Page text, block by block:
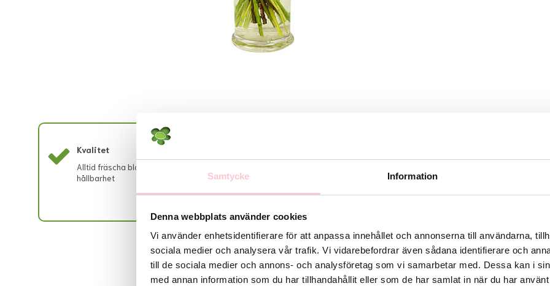
Samtycke Information
Denna webbplats använder cookies
Vi använder enhetsidentifierare för att anpassa innehållet och annonserna till användarna,
sociala medier och analysera vår trafik. Vi vidarebefordrar även sådana identifierare och
till de sociala medier och annons- och analysföretag som vi samarbetar med. Dessa kan i
med annan information som du har tillhandahållit eller som de har samlat in när du har
Kvalitet
Alltid fräscha blommor med lång
hållbarhet
Rekommenderade tillbehör till denna produkt